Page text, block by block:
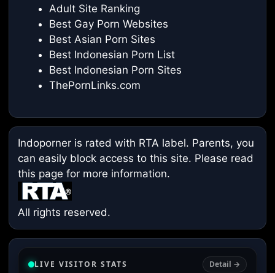
Adult Site Ranking
Best Gay Porn Websites
Best Asian Porn Sites
Best Indonesian Porn List
Best Indonesian Porn Sites
ThePornLinks.com
Indoporner is rated with RTA label. Parents, you
can easily block access to this site. Please read
this page for more information.
All rights reserved.
LIVE VISITOR STATS Detail →